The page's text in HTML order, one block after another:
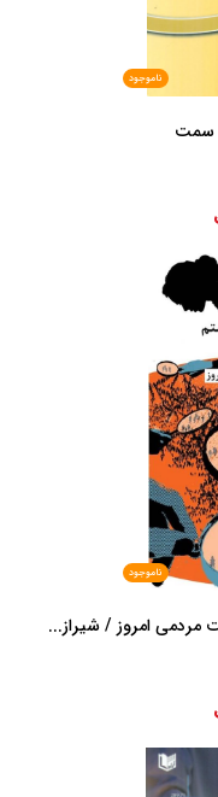
ناموجود
ناموجود
مردمی امروز / شیراز...